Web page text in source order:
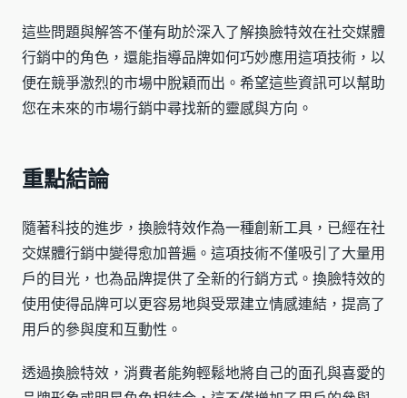
這些問題與解答不僅有助於深入了解換臉特效在社交媒體
行銷中的角色，還能指導品牌如何巧妙應用這項技術，以
便在競爭激烈的市場中脫穎而出。希望這些資訊可以幫助
您在未來的市場行銷中尋找新的靈感與方向。
重點結論
隨著科技的進步，換臉特效作為一種創新工具，已經在社
交媒體行銷中變得愈加普遍。這項技術不僅吸引了大量用
戶的目光，也為品牌提供了全新的行銷方式。換臉特效的
使用使得品牌可以更容易地與受眾建立情感連結，提高了
用戶的參與度和互動性。
透過換臉特效，消費者能夠輕鬆地將自己的面孔與喜愛的